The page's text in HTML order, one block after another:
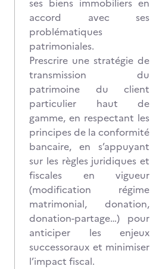
ses biens immobiliers en
accord avec ses
problématiques
patrimoniales.
Prescrire une stratégie de
transmission du
patrimoine du client
particulier haut de
gamme, en respectant les
principes de la conformité
bancaire, en s’appuyant
sur les règles juridiques et
fiscales en vigueur
(modification régime
matrimonial, donation,
donation-partage…) pour
anticiper les enjeux
successoraux et minimiser
l’impact fiscal.